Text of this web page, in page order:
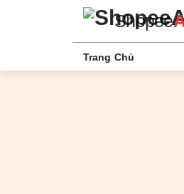
Shopee
Trang Chủ